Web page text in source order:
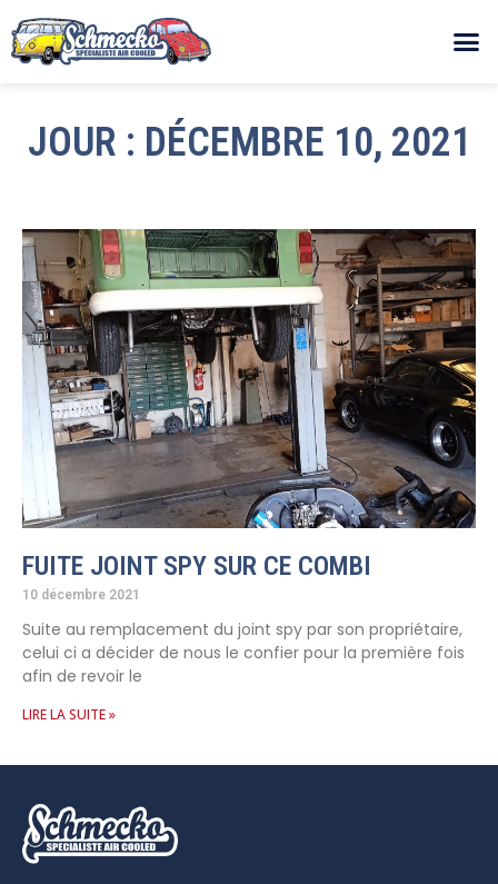
JOUR : DÉCEMBRE 10, 2021
FUITE JOINT SPY SUR CE COMBI
10 décembre 2021
Suite au remplacement du joint spy par son propriétaire,
celui ci a décider de nous le confier pour la première fois
afin de revoir le
LIRE LA SUITE »